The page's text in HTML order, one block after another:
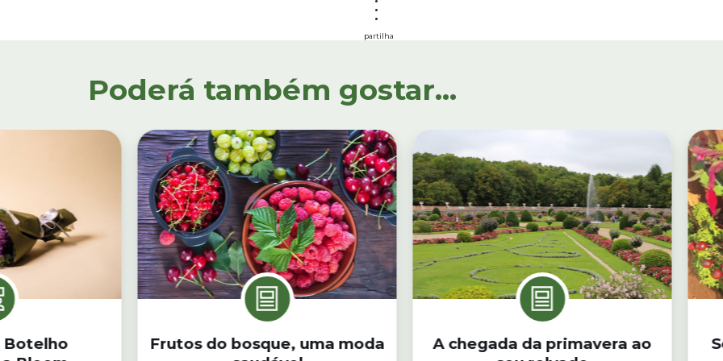
partilha
Poderá também gostar...
Botelho
Frutos do bosque, uma moda
A chegada da primavera ao